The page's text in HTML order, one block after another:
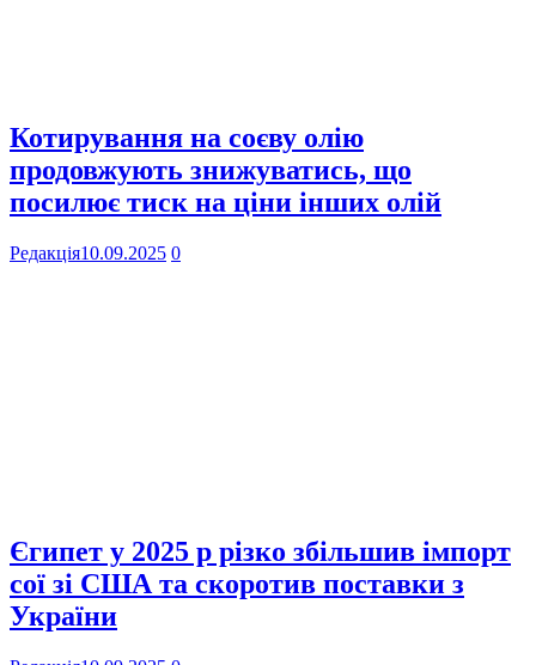
Котирування на соєву олію
продовжують знижуватись, що
посилює тиск на ціни інших олій
Редакція10.09.2025 0
Єгипет у 2025 р різко збільшив імпорт
сої зі США та скоротив поставки з
України